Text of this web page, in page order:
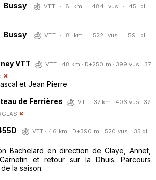
Bussy
VTT · 8 km · 484 vus · 45 dl ·
Bussy
VTT · 8 km · 522 vus · 59 dl ·
VTT
VTT · 48 km · D+250 m · 399 vus · 37
et Jean Pierre
de Ferrières
VTT · 37 km · 406 vus · 32
VTT · 46 km · D+390 m · 520 vus · 35 dl ·
Bachelard en direction de Claye, Annet,
et retour sur la Dhuis. Parcours
la saison.